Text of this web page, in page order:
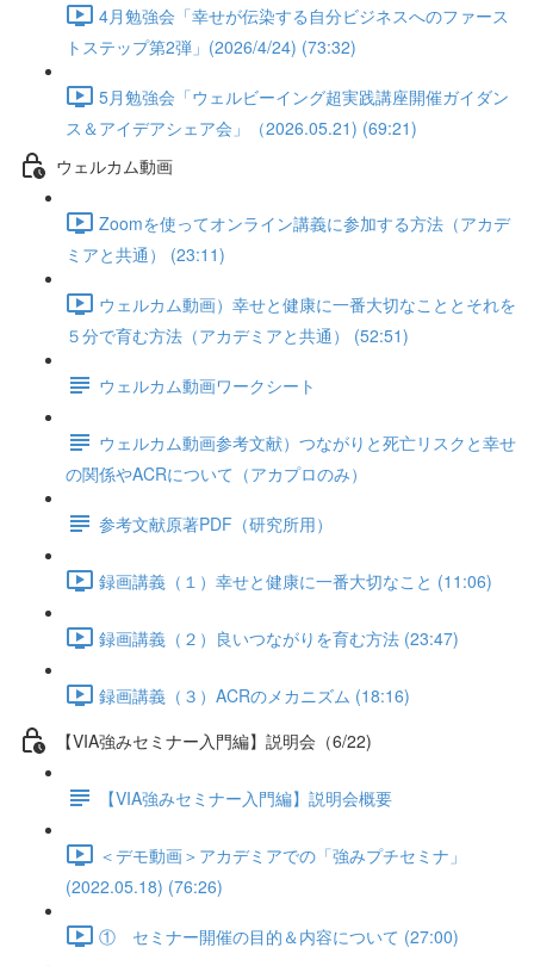
4月勉強会「幸せが伝染する自分ビジネスへのファース
トステップ第2弾」(2026/4/24) (73:32)
5月勉強会「ウェルビーイング超実践講座開催ガイダン
ス＆アイデアシェア会」（2026.05.21) (69:21)
ウェルカム動画
Zoomを使ってオンライン講義に参加する方法（アカデ
ミアと共通） (23:11)
ウェルカム動画）幸せと健康に一番大切なこととそれを
５分で育む方法（アカデミアと共通） (52:51)
ウェルカム動画ワークシート
ウェルカム動画参考文献）つながりと死亡リスクと幸せ
の関係やACRについて（アカプロのみ）
参考文献原著PDF（研究所用）
録画講義（１）幸せと健康に一番大切なこと (11:06)
録画講義（２）良いつながりを育む方法 (23:47)
録画講義（３）ACRのメカニズム (18:16)
【VIA強みセミナー入門編】説明会（6/22)
【VIA強みセミナー入門編】説明会概要
＜デモ動画＞アカデミアでの「強みプチセミナ」
(2022.05.18) (76:26)
① セミナー開催の目的＆内容について (27:00)